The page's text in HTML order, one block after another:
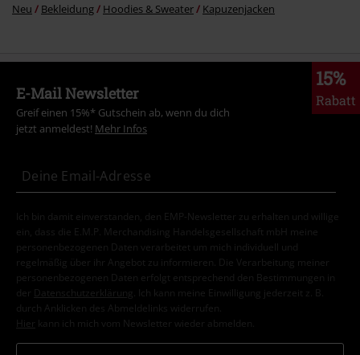
Neu Bekleidung Hoodies & Sweater Kapuzenjacken
15%
Rabatt
E-Mail Newsletter
Greif einen 15%* Gutschein ab, wenn du dich
jetzt anmeldest! Mehr Infos
Ich bin damit einverstanden, den EMP-Newsletter zu erhalten und willige
ein, dass die E.M.P. Merchandising Handelsgesellschaft mbH meine
personenbezogenen Daten verarbeitet um mich individuell und
regelmäßig über ihr Angebot zu informieren. Die Verarbeitung meiner
personenbezogenen Daten erfolgt entsprechend den Bestimmungen in
der
Datenschutzerklärung
. Ich kann meine Einwilligung jederzeit z. B.
durch Anklicken des Abmeldelinks widerrufen.
Hier kann ich mich vom Newsletter wieder abmelden.